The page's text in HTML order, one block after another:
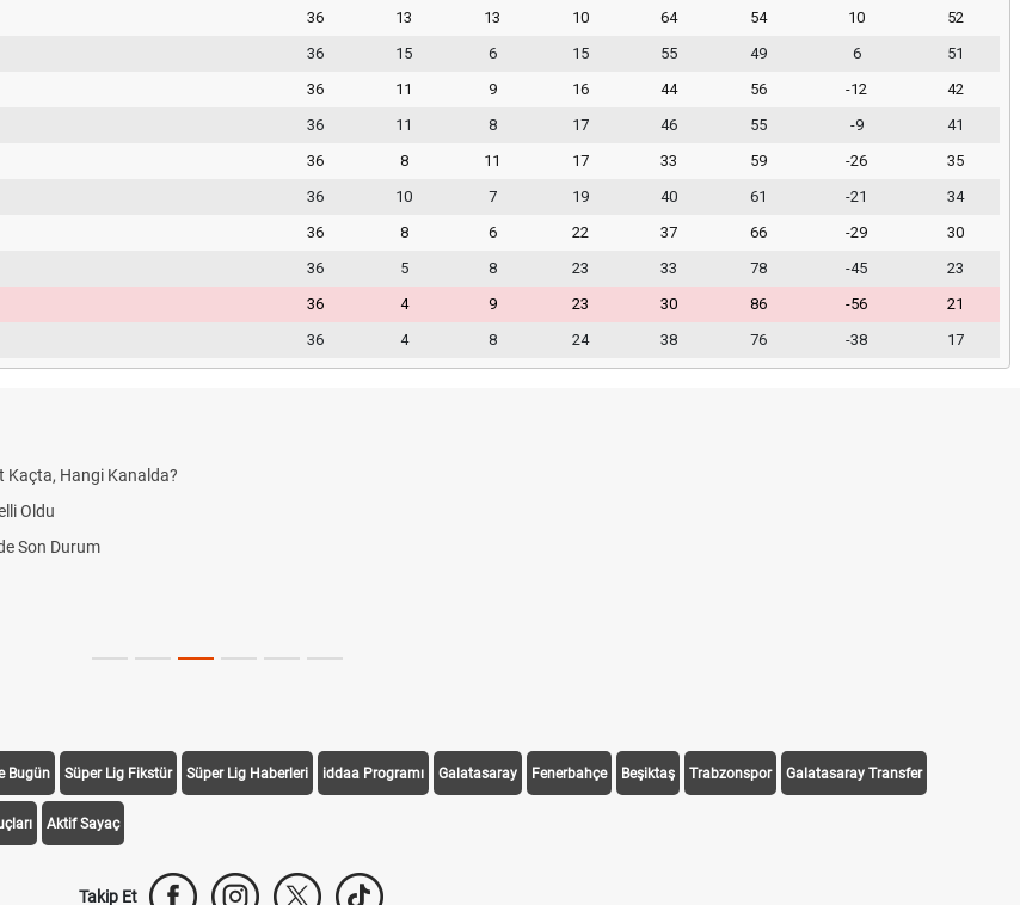
36 13 13 10 64 54 10
52
36 15 6 15 55 49 6
51
36 11 9 16 44 56 -12
42
36 11 8 17 46 55 -9
41
36 8 11 17 33 59 -26
35
36 10 7 19 40 61 -21
34
36 8 6 22 37 66 -29
30
36 5 8 23 33 78 -45
23
36 4 9 23 30 86 -56
21
36 4 8 24 38 76 -38 17
Kaçta, Hangi Kanalda?
Oldu
Son Durum
Bugün Süper Lig Fikstür Süper Lig Haberleri iddaa Programı Galatasaray Fenerbahçe Beşiktaş Trabzonspor Galatasaray Transfer
Aktif Sayaç
Takip Et